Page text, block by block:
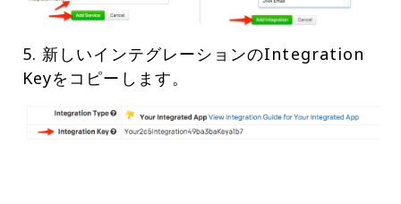
5. 新しいインテグレーションのIntegration
Keyをコピーします。